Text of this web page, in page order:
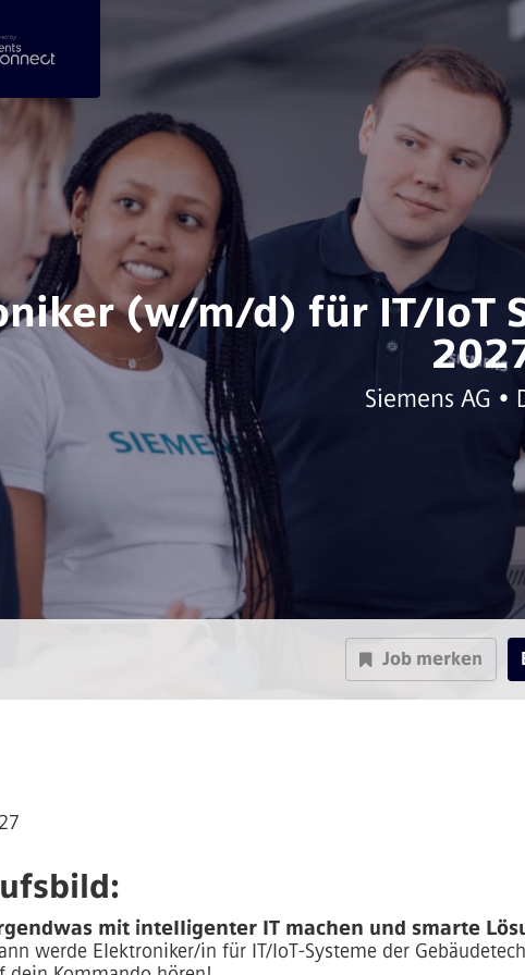
(w/m/d) für IT/IoT
Siemens AG •
Job merken
mit intelligenter IT machen und smarte
werde Elektroniker/in für IT/IoT-Systeme der